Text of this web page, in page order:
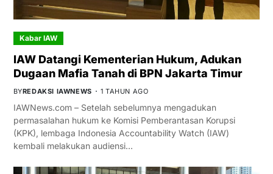
Kabar IAW
IAW Datangi Kementerian Hukum, Adukan
Dugaan Mafia Tanah di BPN Jakarta Timur
BYREDAKSI IAWNEWS 1 TAHUN AGO
IAWNews.com – Setelah sebelumnya mengadukan
permasalahan hukum ke Komisi Pemberantasan Korupsi
(KPK), lembaga Indonesia Accountability Watch (IAW)
kembali melakukan audiensi…